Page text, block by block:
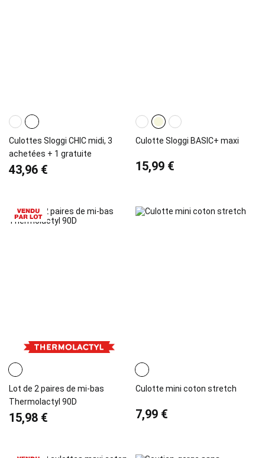
Culottes Sloggi CHIC midi, 3
achetées + 1 gratuite
43,96 €
Culotte Sloggi BASIC+ maxi
15,99 €
Lot de 2 paires de mi-bas
Thermolactyl 90D
15,98 €
Culotte mini coton stretch
7,99 €